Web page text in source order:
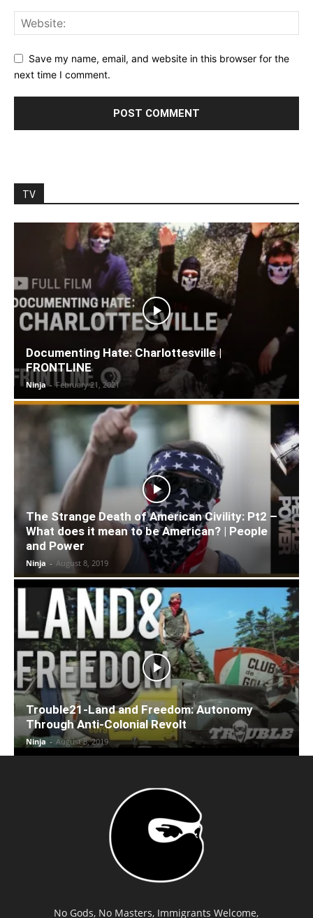
Save my name, email, and website in this browser for the
next time I comment.
TV
Documenting Hate: Charlottesville |
FRONTLINE
Ninja - February 21, 2021
The Strange Death of American Civility: Pt2 –
What does it mean to be American? | People
and Power
Ninja - August 8, 2019
Trouble21-Land and Freedom: Autonomy
Through Anti-Colonial Revolt
Ninja - August 8, 2019
No Gods, No Masters, Immigrants Welcome,